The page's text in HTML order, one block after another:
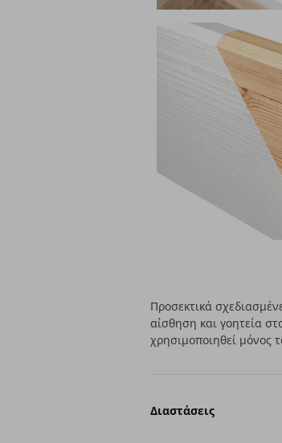
Προσεκτικά
αίσθηση και γοητεία
χρησιμοποιηθεί μόνος
Διαστάσεις